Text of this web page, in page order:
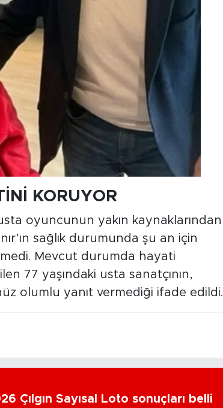
KORUYOR
oyuncunun yakın kaynaklarından
sağlık durumunda şu an için
Mevcut durumda hayati
77 yaşındaki usta sanatçının,
olumlu yanıt vermediği ifade edildi.
Çılgın Sayısal Loto sonuçları belli